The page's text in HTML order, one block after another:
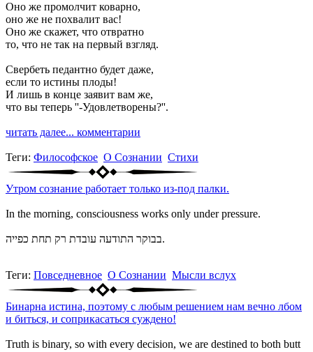
Оно же промолчит коварно,
оно же не похвалит вас!
Оно же скажет, что отвратно
то, что не так на первый взгляд.
Свербеть педантно будет даже,
если то истины плоды!
И лишь в конце заявит вам же,
что вы теперь ''-Удовлетворены?''.
читать далее... комментарии
Теги: Философское О Сознании Стихи
Утром сознание работает только из-под палки.
In the morning, consciousness works only under pressure.
בבוקר התודעה עובדת רק תחת כפייה.
Теги: Повседневное О Сознании Мысли вслух
Бинарна истина, поэтому с любым решением нам вечно лбом
и биться, и соприкасаться суждено!
Truth is binary, so with every decision, we are destined to both butt